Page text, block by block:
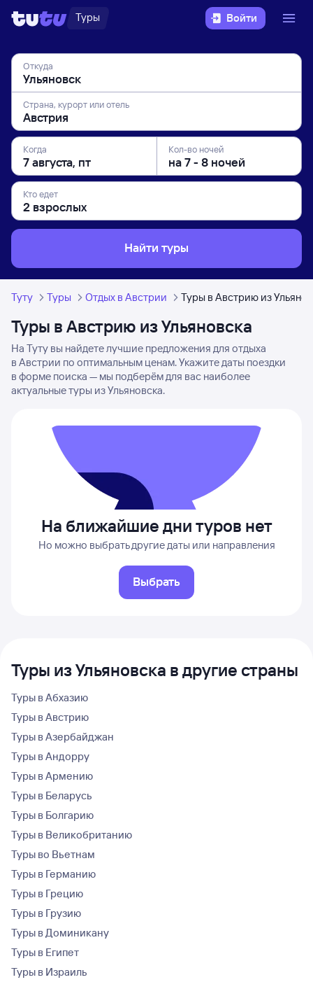
Туры Войти
Откуда
Страна, курорт или отель
Когда Кол-во ночей
Кто едет
Найти туры
Туту Туры Отдых в Австрии Туры в Австрию из
Туры в Австрию из Ульяновска
На Туту вы найдете лучшие предложения для отдыха
в Австрии по оптимальным ценам. Укажите даты поездки
в форме поиска — мы подберём для вас наиболее
актуальные туры из Ульяновска.
На ближайшие дни туров нет
Но можно выбрать другие даты или направления
Выбрать
Туры из Ульяновска в другие страны
Туры в Абхазию
Туры в Австрию
Туры в Азербайджан
Туры в Андорру
Туры в Армению
Туры в Беларусь
Туры в Болгарию
Туры в Великобританию
Туры во Вьетнам
Туры в Германию
Туры в Грецию
Туры в Грузию
Туры в Доминикану
Туры в Египет
Туры в Израиль